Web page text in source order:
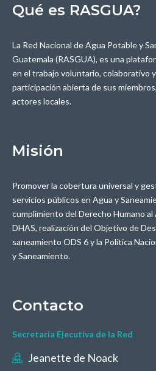
Qué es RASGUA?
La Red Nacional de Agua Potable y
Guatemala (RASGUA), es una
en el trabajo voluntario, colaborativo
participación abierta de sus
actores locales.
Misión
Promover la cobertura universal y
servicios públicos en Agua y
cumplimiento del Derecho Humano al
DHAS, realización del Objetivo de
saneamiento ODS 6 y la Política
y Saneamiento.
Contacto
Secretaria Ejecutiva de la Red
Jeanette de Noack